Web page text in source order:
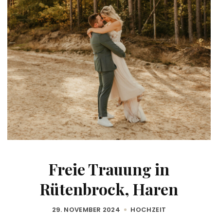
Freie Trauung in
Rütenbrock, Haren
29. NOVEMBER 2024 HOCHZEIT